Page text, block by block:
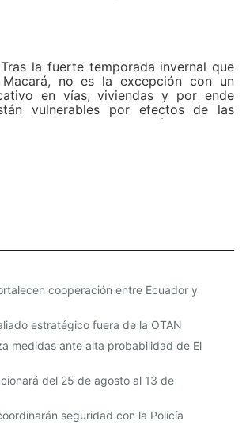
la fuerte temporada invernal que
no es la excepción con un
en vías, viviendas y por ende
vulnerables por efectos de las
azotan a nuestro Cantón.
atender todas las emergencias
vialidad como es el caso del sitio La
con el puente los “Avillos”,
familias que viven contiguas a la
sesión efectuada el 09 de marzo y
todos sus integrantes se resolvió
de emergencia al cantón Macará
la estación invernal”, que consistirá
cooperación entre Ecuador y
estratégico fuera de la OTAN
medidas ante alta probabilidad de El
del 25 de agosto al 13 de
seguridad con la Policía